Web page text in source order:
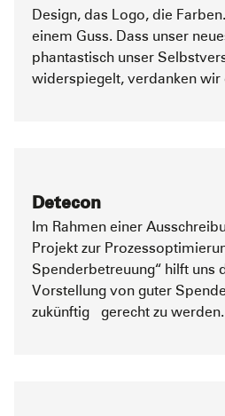
Design, das Logo, die
einem Guss. Dass unser
phantastisch unser
widerspiegelt, verdanken wir
Detecon
Im Rahmen einer
Projekt zur
Spenderbetreuung“ hilft uns
Vorstellung von guter
zukünftig gerecht zu werden.